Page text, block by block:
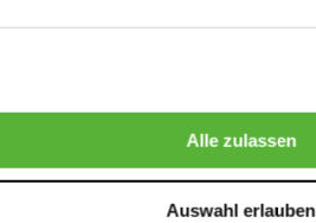
Alle zulassen
Auswahl erlauben
verfügbar